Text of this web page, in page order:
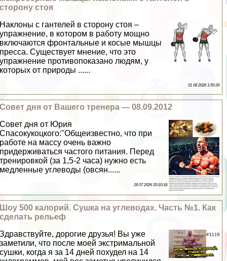
сторону стоя
Наклоны с гантелей в сторону стоя –
упражнение, в котором в работу мощно
включаются фронтальные и косые мышцы
пресса. Существует мнение, что это
упражнение противопоказано людям, у
которых от природы ......
01 08 2026 1:55:39
Совет дня от Вашего тренера — 08.09.2012
Совет дня от Юрия
Спасокукоцкого:"Общеизвестно, что при
работе на массу очень важно
придерживаться частого питания. Перед
тренировкой (за 1,5-2 часа) нужно есть
медленные углеводы (овсян......
28 07 2026 20:10:18
Шоу 500 калорий. Сушка на углеводах. Часть №1. Как
сделать рельеф
Здравствуйте, дорогие друзья! Вы уже
заметили, что после моей экстримальной
сушки, когда я за 14 дней похудел на 14